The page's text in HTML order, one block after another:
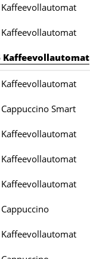
Kaffeevollautomat
Smart